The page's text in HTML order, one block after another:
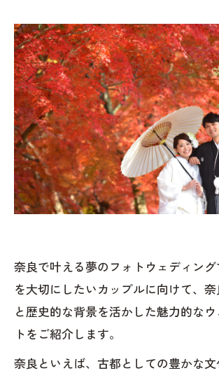
奈良で叶える夢のフォトウェディン
を大切にしたいカップルに向けて、
と歴史的な背景を活かした魅力的な
トをご紹介します。
奈良といえば、古都としての豊かな